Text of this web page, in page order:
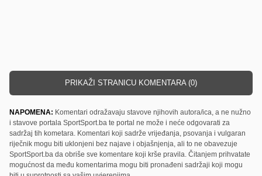
PRIKAŽI STRANICU KOMENTARA (0)
NAPOMENA: Komentari odražavaju stavove njihovih autora/ica, a ne nužno
i stavove portala SportSport.ba te portal ne može i neće odgovarati za
sadržaj tih kometara. Komentari koji sadrže vrijeđanja, psovanja i vulgaran
riječnik mogu biti uklonjeni bez najave i objašnjenja, ali to ne obavezuje
SportSport.ba da obriše sve komentare koji krše pravila. Čitanjem prihvatate
mogućnost da među komentarima mogu biti pronađeni sadržaji koji mogu